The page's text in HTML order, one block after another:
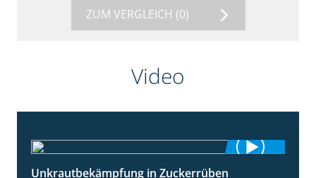
ZUM VERGLEICH (0)
Video
Unkrautbekämpfung in Zuckerrüben